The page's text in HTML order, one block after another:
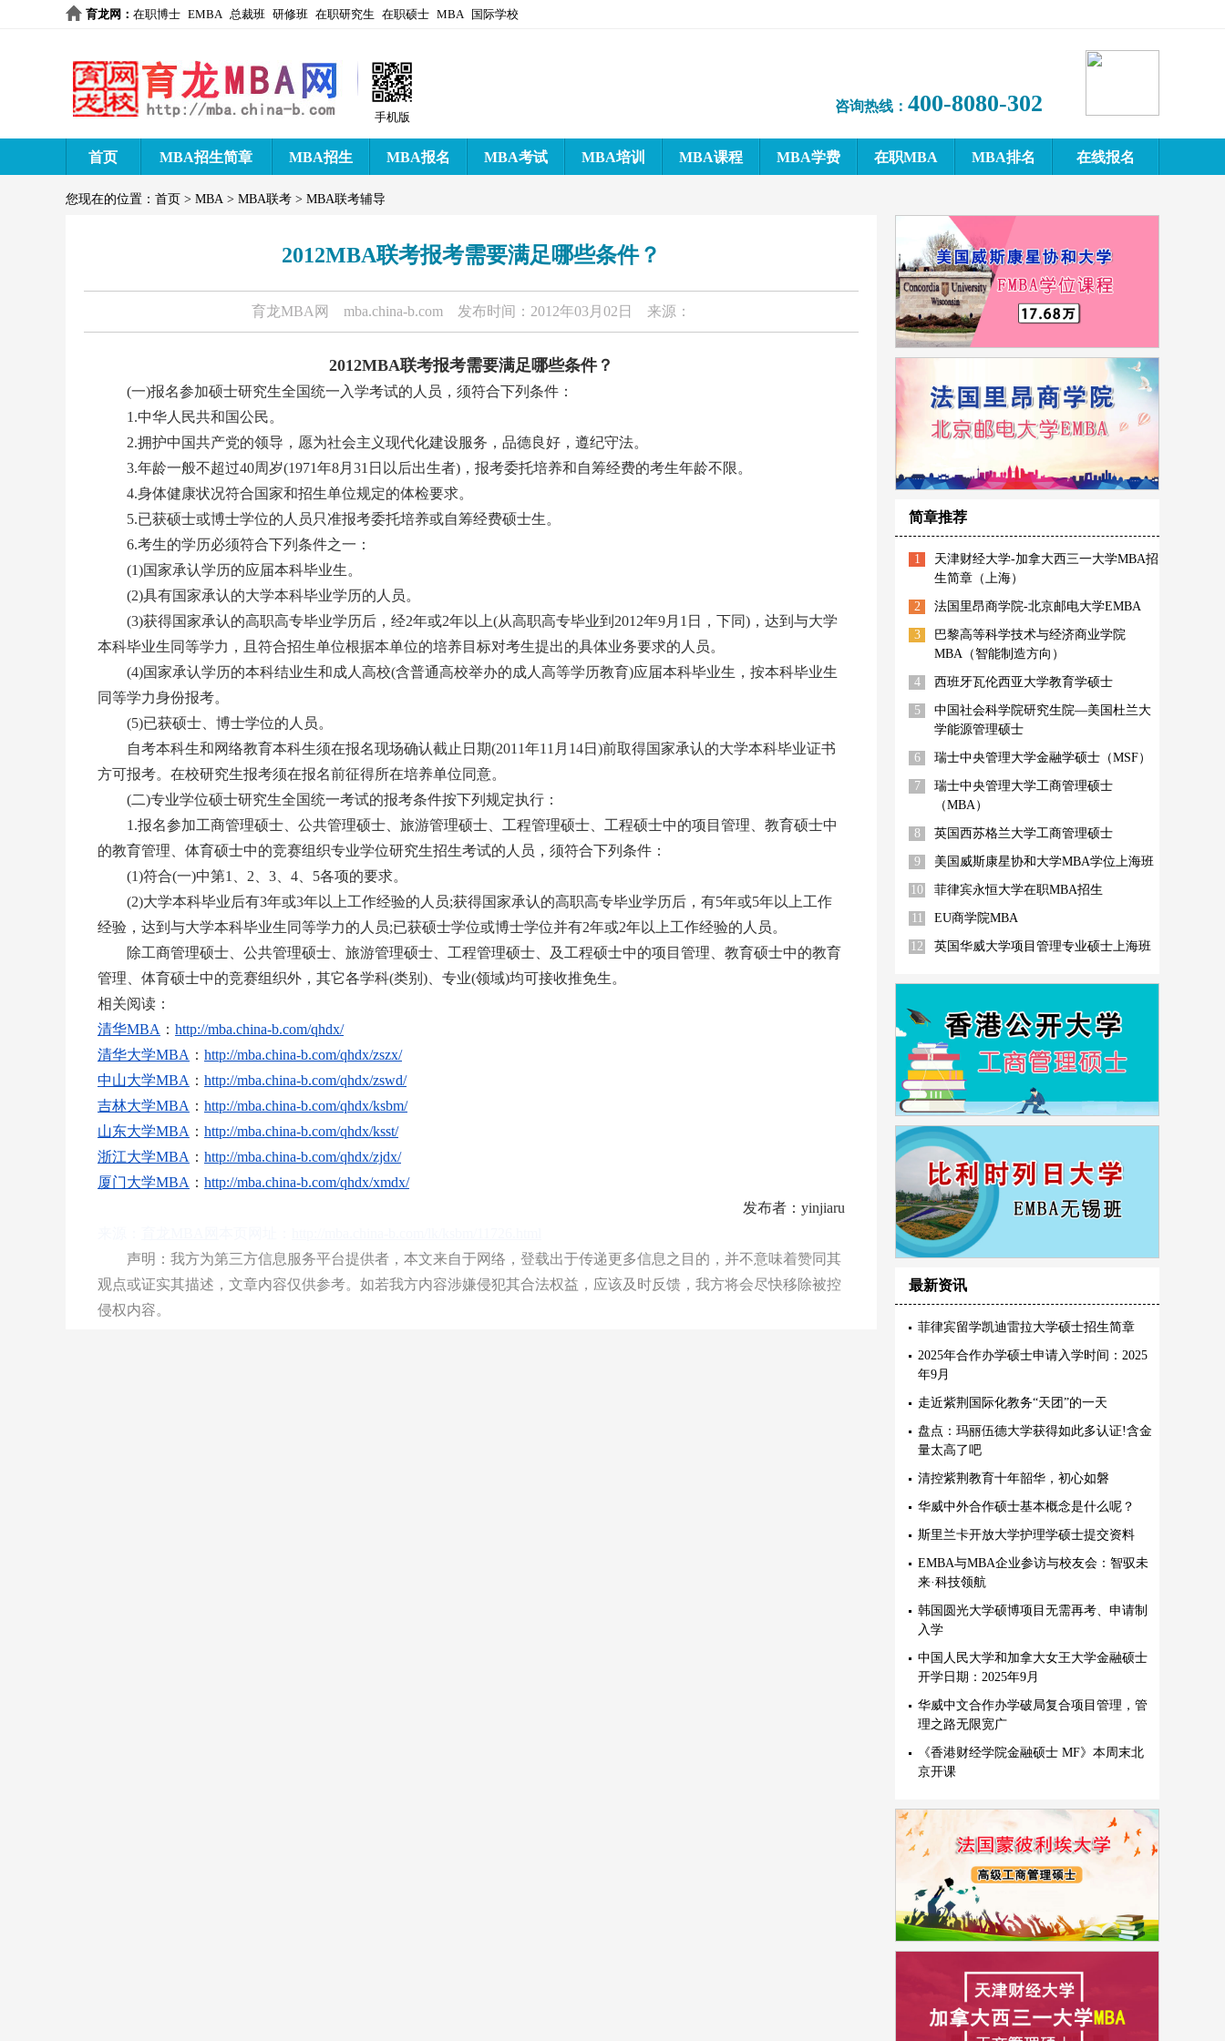
育龙网 ： 在职博士 EMBA 总裁班 研修班 在职研究生 在职硕士 MBA 国际学校
手机版
咨询热线： 400-8080-302
首页 MBA招生简章 MBA招生 MBA报名 MBA考试 MBA培训 MBA课程 MBA学费 在职MBA MBA排名 在线报名
您现在的位置： 首页 > MBA > MBA联考 > MBA联考辅导
2012MBA联考报考需要满足哪些条件？
育龙MBA网 mba.china-b.com 发布时间：2012年03月02日 来源：
2012MBA联考报考需要满足哪些条件？
(一)报名参加硕士研究生全国统一入学考试的人员，须符合下列条件：
1.中华人民共和国公民。
2.拥护中国共产党的领导，愿为社会主义现代化建设服务，品德良好，遵纪守法。
3.年龄一般不超过40周岁(1971年8月31日以后出生者)，报考委托培养和自筹经费的考生年龄不限。
4.身体健康状况符合国家和招生单位规定的体检要求。
5.已获硕士或博士学位的人员只准报考委托培养或自筹经费硕士生。
6.考生的学历必须符合下列条件之一：
(1)国家承认学历的应届本科毕业生。
(2)具有国家承认的大学本科毕业学历的人员。
(3)获得国家承认的高职高专毕业学历后，经2年或2年以上(从高职高专毕业到2012年9月1日，下同)，达到与大学
本科毕业生同等学力，且符合招生单位根据本单位的培养目标对考生提出的具体业务要求的人员。
(4)国家承认学历的本科结业生和成人高校(含普通高校举办的成人高等学历教育)应届本科毕业生，按本科毕业生
同等学力身份报考。
(5)已获硕士、博士学位的人员。
自考本科生和网络教育本科生须在报名现场确认截止日期(2011年11月14日)前取得国家承认的大学本科毕业证书
方可报考。在校研究生报考须在报名前征得所在培养单位同意。
(二)专业学位硕士研究生全国统一考试的报考条件按下列规定执行：
1.报名参加工商管理硕士、公共管理硕士、旅游管理硕士、工程管理硕士、工程硕士中的项目管理、教育硕士中
的教育管理、体育硕士中的竞赛组织专业学位研究生招生考试的人员，须符合下列条件：
(1)符合(一)中第1、2、3、4、5各项的要求。
(2)大学本科毕业后有3年或3年以上工作经验的人员;获得国家承认的高职高专毕业学历后，有5年或5年以上工作
经验，达到与大学本科毕业生同等学力的人员;已获硕士学位或博士学位并有2年或2年以上工作经验的人员。
除工商管理硕士、公共管理硕士、旅游管理硕士、工程管理硕士、及工程硕士中的项目管理、教育硕士中的教育
管理、体育硕士中的竞赛组织外，其它各学科(类别)、专业(领域)均可接收推免生。
相关阅读：
清华MBA ： http://mba.china-b.com/qhdx/
清华大学MBA ： http://mba.china-b.com/qhdx/zszx/
中山大学MBA ： http://mba.china-b.com/qhdx/zswd/
吉林大学MBA ： http://mba.china-b.com/qhdx/ksbm/
山东大学MBA ： http://mba.china-b.com/qhdx/ksst/
浙江大学MBA ： http://mba.china-b.com/qhdx/zjdx/
厦门大学MBA ： http://mba.china-b.com/qhdx/xmdx/
发布者：yinjiaru
声明：我方为第三方信息服务平台提供者，本文来自于网络，登载出于传递更多信息之目的，并不意味着赞同其
观点或证实其描述，文章内容仅供参考。如若我方内容涉嫌侵犯其合法权益，应该及时反馈，我方将会尽快移除被控
侵权内容。
简章推荐
1
天津财经大学-加拿大西三一大学MBA招
生简章（上海）
2 法国里昂商学院-北京邮电大学EMBA
3
巴黎高等科学技术与经济商业学院
MBA（智能制造方向）
4 西班牙瓦伦西亚大学教育学硕士
5
中国社会科学院研究生院—美国杜兰大
学能源管理硕士
6 瑞士中央管理大学金融学硕士（MSF）
7
瑞士中央管理大学工商管理硕士
（MBA）
8 英国西苏格兰大学工商管理硕士
9 美国威斯康星协和大学MBA学位上海班
10 菲律宾永恒大学在职MBA招生
11 EU商学院MBA
12 英国华威大学项目管理专业硕士上海班
最新资讯
菲律宾留学凯迪雷拉大学硕士招生简章
2025年合作办学硕士申请入学时间：2025
年9月
走近紫荆国际化教务“天团”的一天
盘点：玛丽伍德大学获得如此多认证!含金
量太高了吧
清控紫荆教育十年韶华，初心如磐
华威中外合作硕士基本概念是什么呢？
斯里兰卡开放大学护理学硕士提交资料
EMBA与MBA企业参访与校友会：智驭未
来·科技领航
韩国圆光大学硕博项目无需再考、申请制
入学
中国人民大学和加拿大女王大学金融硕士
开学日期：2025年9月
华威中文合作办学破局复合项目管理，管
理之路无限宽广
《香港财经学院金融硕士 MF》本周末北
京开课